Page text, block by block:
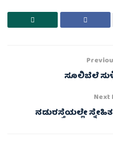
ಸೂಲಿಬೆಲೆ
Next
ನಡುರಸ್ತೆಯಲ್ಲೇ